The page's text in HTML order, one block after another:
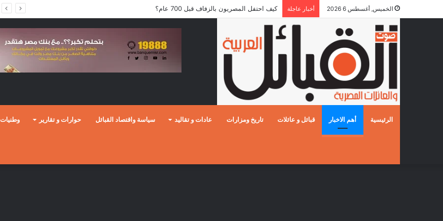
الخميس, أغسطس 6 2026 أخبار عاجلة كيف احتفل المصريون بالزفاف قبل 700 عام؟
الرئيسية أهم الاخبار قبائل و عائلات تاريخ ومزارات عادات و تقاليد سياسة واقتصاد القبائل حوارات و تقارير وطنيات